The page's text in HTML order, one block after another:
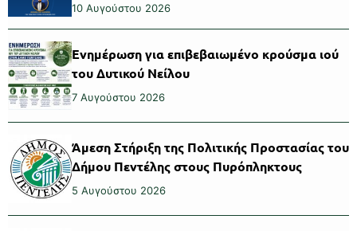
10 Αυγούστου 2026
Ενημέρωση για επιβεβαιωμένο κρούσμα ιού
του Δυτικού Νείλου
7 Αυγούστου 2026
Άμεση Στήριξη της Πολιτικής Προστασίας του
Δήμου Πεντέλης στους Πυρόπληκτους
5 Αυγούστου 2026